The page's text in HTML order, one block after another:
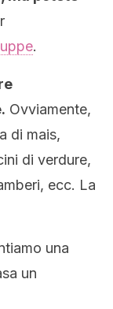
.
Ovviamente,
di mais,
di verdure,
ecc. La
una
un